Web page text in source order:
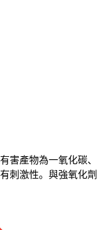
害產物為一氧化碳、
刺激性。與強氧化劑